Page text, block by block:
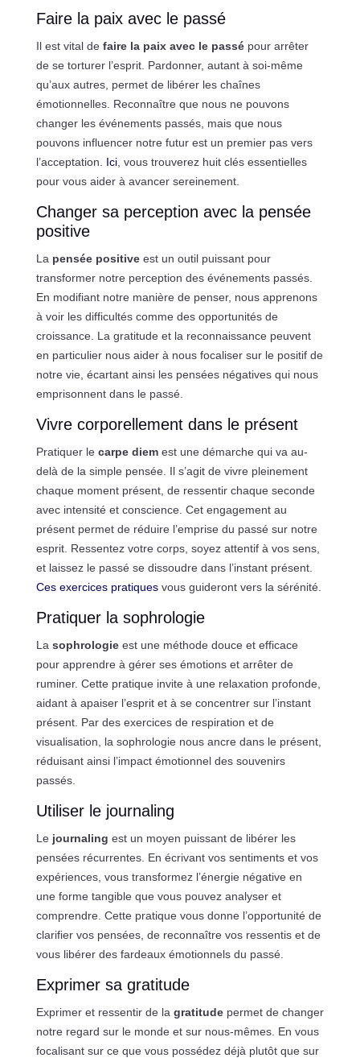
Faire la paix avec le passé
Il est vital de faire la paix avec le passépour arrêter
de se torturer l’esprit. Pardonner, autant à soi-même
qu’aux autres, permet de libérer les chaînes
émotionnelles. Reconnaître que nous ne pouvons
changer les événements passés, mais que nous
pouvons influencer notre futur est un premier pas vers
l’acceptation. Ici, vous trouverez huit clés essentielles
pour vous aider à avancer sereinement.
Changer sa perception avec la pensée
positive
La pensée positiveest un outil puissant pour
transformer notre perception des événements passés.
En modifiant notre manière de penser, nous apprenons
à voir les difficultés comme des opportunités de
croissance. La gratitude et la reconnaissance peuvent
en particulier nous aider à nous focaliser sur le positif de
notre vie, écartant ainsi les pensées négatives qui nous
emprisonnent dans le passé.
Vivre corporellement dans le présent
Pratiquer le carpe diemest une démarche qui va au-
delà de la simple pensée. Il s’agit de vivre pleinement
chaque moment présent, de ressentir chaque seconde
avec intensité et conscience. Cet engagement au
présent permet de réduire l’emprise du passé sur notre
esprit. Ressentez votre corps, soyez attentif à vos sens,
et laissez le passé se dissoudre dans l’instant présent.
Ces exercices pratiquesvous guideront vers la sérénité.
Pratiquer la sophrologie
La sophrologieest une méthode douce et efficace
pour apprendre à gérer ses émotions et arrêter de
ruminer. Cette pratique invite à une relaxation profonde,
aidant à apaiser l’esprit et à se concentrer sur l’instant
présent. Par des exercices de respiration et de
visualisation, la sophrologie nous ancre dans le présent,
réduisant ainsi l’impact émotionnel des souvenirs
passés.
Utiliser le journaling
Le journaling est un moyen puissant de libérer les
pensées récurrentes. En écrivant vos sentiments et vos
expériences, vous transformez l’énergie négative en
une forme tangible que vous pouvez analyser et
comprendre. Cette pratique vous donne l’opportunité de
clarifier vos pensées, de reconnaître vos ressentis et de
vous libérer des fardeaux émotionnels du passé.
Exprimer sa gratitude
Exprimer et ressentir de la gratitudepermet de changer
notre regard sur le monde et sur nous-mêmes. En vous
focalisant sur ce que vous possédez déjà plutôt que sur